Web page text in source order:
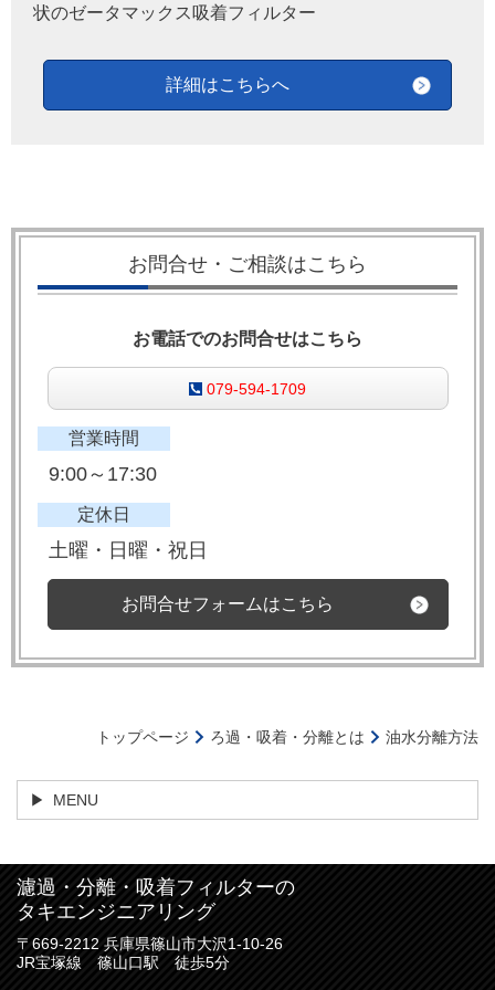
状のゼータマックス吸着フィルター
詳細はこちらへ
お問合せ・ご相談はこちら
お電話でのお問合せはこちら
079-594-1709
営業時間
9:00～17:30
定休日
土曜・日曜・祝日
お問合せフォームはこちら
トップページ ろ過・吸着・分離とは 油水分離方法
MENU
濾過・分離・吸着フィルターの
タキエンジニアリング
〒669-2212 兵庫県篠山市大沢1-10-26
JR宝塚線 篠山口駅 徒歩5分